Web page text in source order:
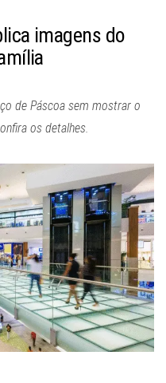
imagens do
de Páscoa sem mostrar o
os detalhes.